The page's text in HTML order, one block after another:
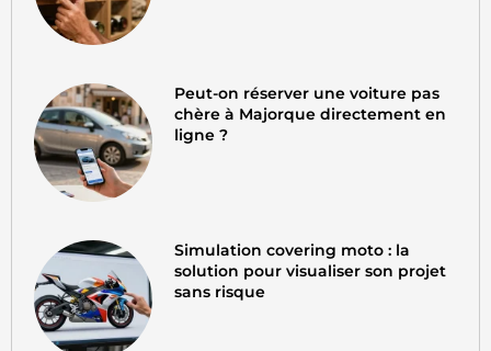
Peut-on réserver une voiture pas
chère à Majorque directement en
ligne ?
Simulation covering moto : la
solution pour visualiser son projet
sans risque